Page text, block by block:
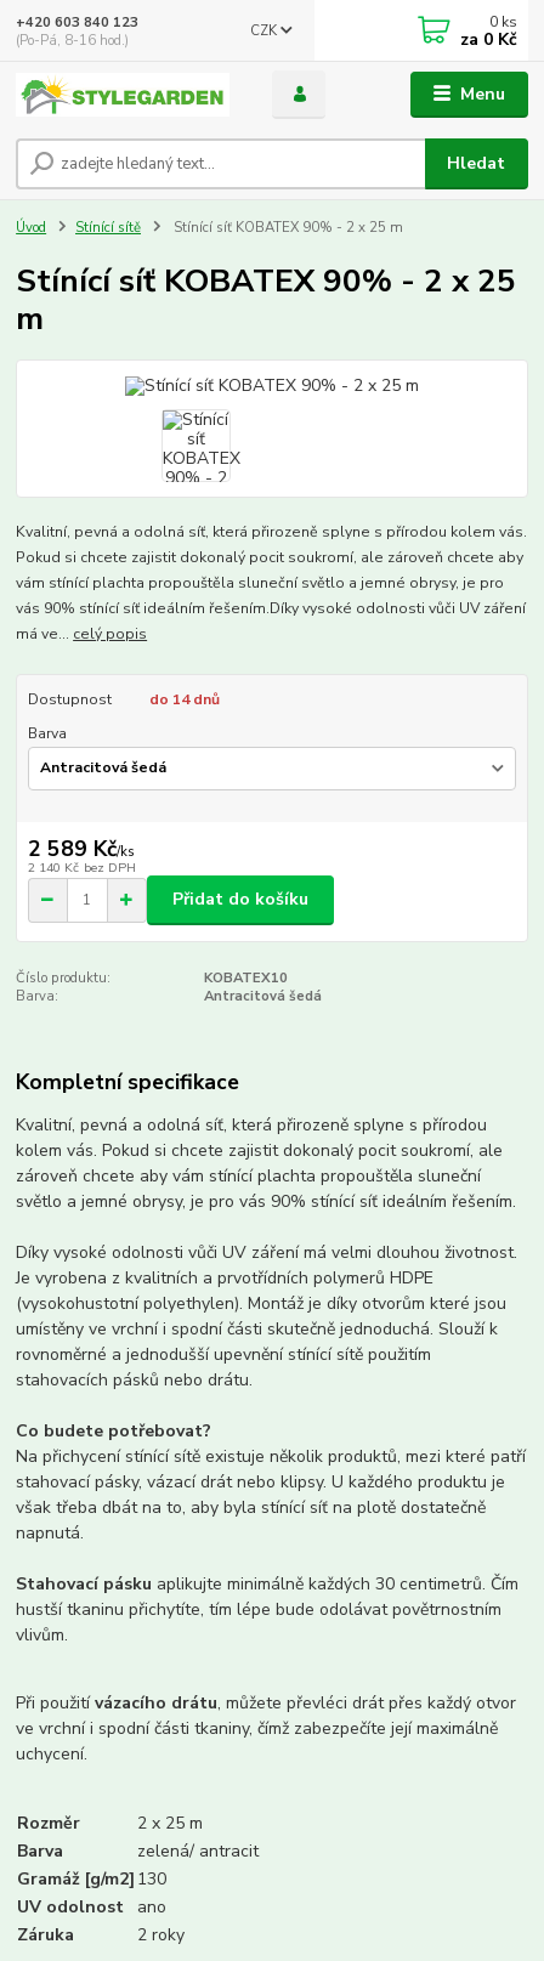
Menu
CZK
Hledat
+420 603 840 123
(Po-Pá, 8-16 hod.)
0 ks
za 0 Kč
Úvod Stínící sítě Stínící síť KOBATEX 90% - 2 x 25 m
Stínící síť KOBATEX 90% - 2 x 25
m
Kvalitní, pevná a odolná síť, která přirozeně splyne s přírodou kolem vás.
Pokud si chcete zajistit dokonalý pocit soukromí, ale zároveň chcete aby
vám stínící plachta propouštěla ​​sluneční světlo a jemné obrysy, je pro
vás 90% stínící síť ideálním řešením.Díky vysoké odolnosti vůči UV záření
má ve... celý popis
Dostupnost
do 14 dnů
Barva
2 589 Kč/ks
2 140 Kč bez DPH
Přidat do košíku
Číslo produktu:
KOBATEX10
Barva:
Antracitová šedá
Kompletní specifikace
Kvalitní, pevná a odolná síť, která přirozeně splyne s přírodou
kolem vás. Pokud si chcete zajistit dokonalý pocit soukromí, ale
zároveň chcete aby vám stínící plachta propouštěla ​​sluneční
světlo a jemné obrysy, je pro vás 90% stínící síť ideálním řešením.
Díky vysoké odolnosti vůči UV záření má velmi dlouhou životnost.
Je vyrobena z kvalitních a prvotřídních polymerů HDPE
(vysokohustotní polyethylen). Montáž je díky otvorům které jsou
umístěny ve vrchní i spodní části skutečně jednoduchá. Slouží k
rovnoměrné a jednodušší upevnění stínící sítě použitím
stahovacích pásků nebo drátu.
Co budete potřebovat?
Na přichycení stínící sítě existuje několik produktů, mezi které patří
stahovací pásky, vázací drát nebo klipsy. U každého produktu je
však třeba dbát na to, aby byla stínící síť na plotě dostatečně
napnutá.
Stahovací pásku aplikujte minimálně každých 30 centimetrů. Čím
hustší tkaninu přichytíte, tím lépe bude odolávat povětrnostním
vlivům.
Při použitívázacího drátu, můžete převléci drát přes každý otvor
ve vrchní i spodní části tkaniny, čímž zabezpečíte její maximálně
uchycení.
Rozměr
2 x 25 m
Barva
zelená/ antracit
Gramáž [g/m2] 130
UV odolnost
ano
Záruka
2 roky